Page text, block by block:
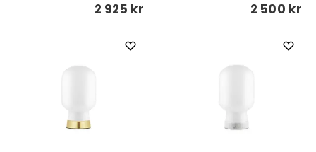
2 925 kr 2 500 kr